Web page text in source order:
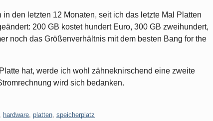
den letzten 12 Monaten, seit ich das letzte Mal Platten
200 GB kostet hundert Euro, 300 GB zweihundert,
noch das Größenverhältnis mit dem besten Bang for the
hat, werde ich wohl zähneknirschend eine zweite
wird sich bedanken.
, hardware, platten, speicherplatz